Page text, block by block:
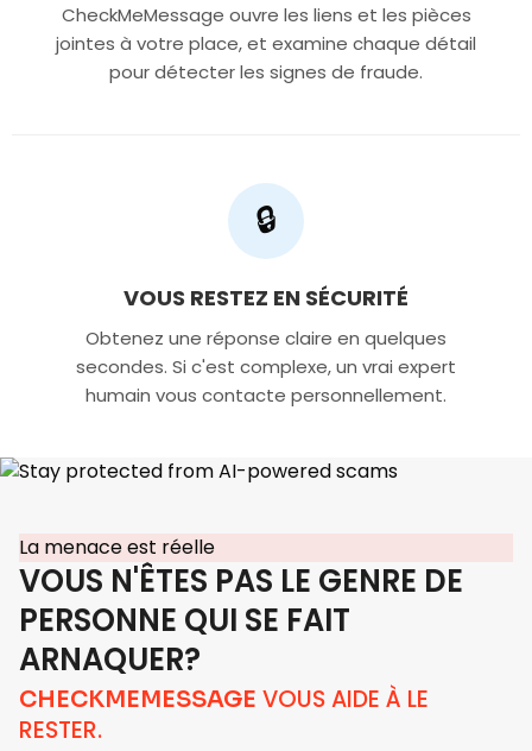
CheckMeMessage ouvre les liens et les pièces
jointes à votre place, et examine chaque détail
pour détecter les signes de fraude.
🔒
VOUS RESTEZ EN SÉCURITÉ
Obtenez une réponse claire en quelques
secondes. Si c'est complexe, un vrai expert
humain vous contacte personnellement.
La menace est réelle
VOUS N'ÊTES PAS LE GENRE DE
PERSONNE QUI SE FAIT
ARNAQUER?
CHECKMEMESSAGE VOUS AIDE À LE
RESTER.